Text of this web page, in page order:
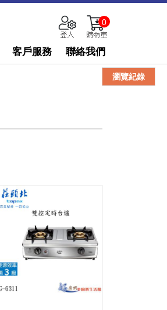
客戶服務 聯絡我們
0
瀏覽紀錄